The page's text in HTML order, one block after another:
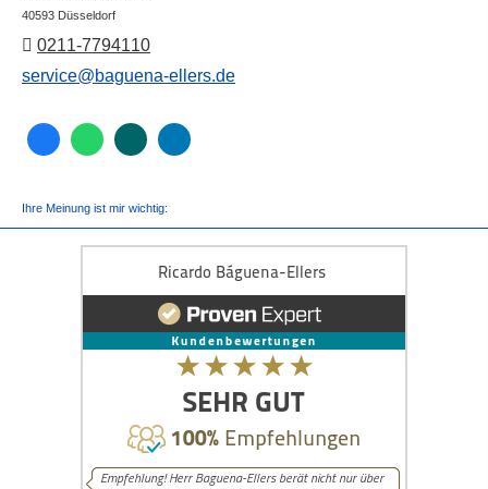
40593 Düsseldorf
0211-7794110
service@baguena-ellers.de
Ihre Meinung ist mir wichtig: